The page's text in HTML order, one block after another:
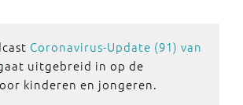
Coronavirus-Update (91) van
uitgebreid in op de
kinderen en jongeren.